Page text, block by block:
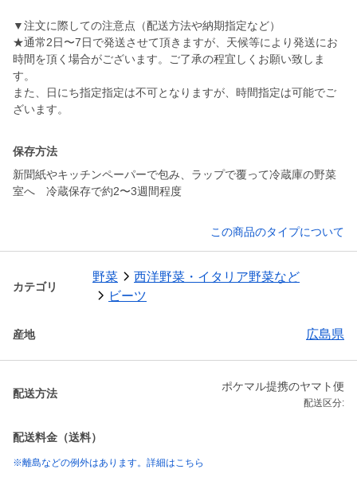
▼注文に際しての注意点（配送方法や納期指定など）
★通常2日〜7日で発送させて頂きますが、天候等により発送にお
時間を頂く場合がございます。ご了承の程宜しくお願い致しま
す。
また、日にち指定指定は不可となりますが、時間指定は可能でご
ざいます。
保存方法
新聞紙やキッチンペーパーで包み、ラップで覆って冷蔵庫の野菜
室へ 冷蔵保存で約2〜3週間程度
この商品のタイプについて
カテゴリ
野菜
西洋野菜・イタリア野菜など
ビーツ
産地 広島県
配送方法
ポケマル提携のヤマト便
配送区分:
配送料金（送料）
※離島などの例外はあります。詳細はこちら